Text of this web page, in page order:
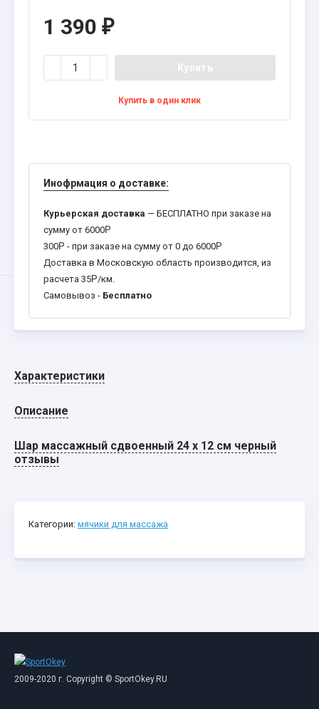
1 390 ₽
Купить
Купить в один клик
Инофрмация о доставке:
Курьерская доставка — БЕСПЛАТНО при заказе на
сумму от 6000Р
300Р - при заказе на сумму от 0 до 6000Р
Доставка в Московскую область производится, из
расчета 35Р/км.
Самовывоз - Бесплатно
Характеристики
Описание
Шар массажный сдвоенный 24 х 12 см черный
отзывы
Категории: мячики для массажа
2009-2020 г. Copyright © SportOkey.RU